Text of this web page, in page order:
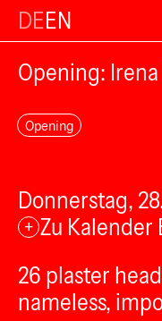
DEEN
Opening:
Opening
Donnerstag,
+ Zu Kalender
26 plaster
nameless,